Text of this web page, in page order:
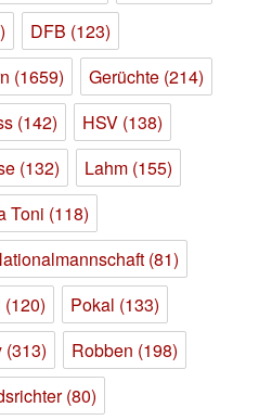
DFB (123)
(1659) Gerüchte (214)
(142) HSV (138)
(132) Lahm (155)
Toni (118)
(81)
(120) Pokal (133)
(313) Robben (198)
(80)